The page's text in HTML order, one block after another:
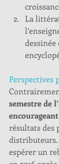
La
Perspectives
semestre de
encourageant
résultats des
distributeurs.
espérer un